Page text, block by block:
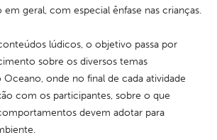
em geral, com especial ênfase nas crianças.
lúdicos, o objetivo passa por
sobre os diversos temas
onde no final de cada atividade
com os participantes, sobre o que
devem adotar para